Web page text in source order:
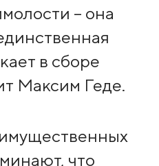
– она
в сборе
Максим Геде.
что